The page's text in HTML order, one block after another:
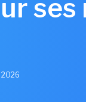
ses
2026